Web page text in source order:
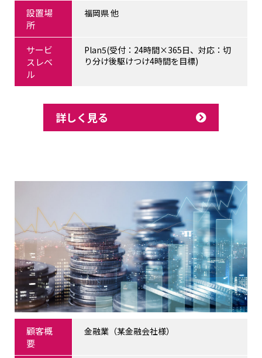
設置場
所
福岡県 他
サービ
スレベ
ル
Plan5(受付：24時間×365日、対応：切
り分け後駆けつけ4時間を目標)
詳しく見る
顧客概
要
金融業（某金融会社様）